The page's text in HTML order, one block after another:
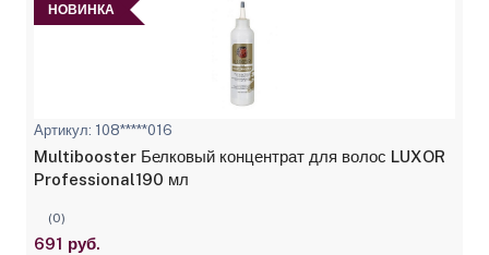
НОВИНКА
Артикул: 108*****016
Multibooster Белковый концентрат для волос LUXOR
Professional190 мл
(0)
691 руб.